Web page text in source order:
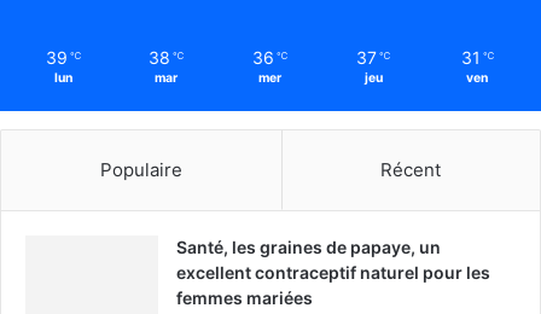
39 ℃
lun
38 ℃
mar
36 ℃
mer
37 ℃
jeu
31 ℃
ven
Populaire Récent
Santé, les graines de papaye, un
excellent contraceptif naturel pour les
femmes mariées